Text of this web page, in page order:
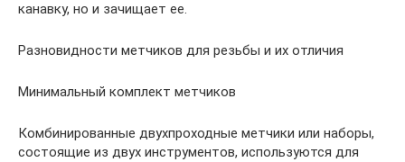
канавку, но и зачищает ее.
Разновидности метчиков для резьбы и их отличия
Минимальный комплект метчиков
Комбинированные двухпроходные метчики или наборы,
состоящие из двух инструментов, используются для